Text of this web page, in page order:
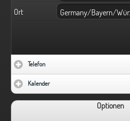
Ort
Telefonclick to expand contents
Kalenderclick to expand contents
Optionen